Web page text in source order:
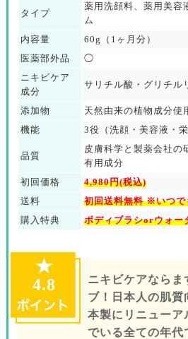
タイプ
薬用洗顔料、薬用美容
ム
内容量
60g（1ヶ月分）
医薬部外品
◯
ニキビケア
成分
サリチル酸・グリチル
添加物
天然由来の植物成分使
機能
3役（洗顔・美容液・
品質
皮膚科学と製薬会社の
有用成分
初回価格
4,980円(税込)
送料
初回送料無料 ※いつで
購入特典
ボディブラシorウォー
★
4.8
ニキビケアならま
ブ！日本人の肌質
本製にリニューア
でいる全ての年代